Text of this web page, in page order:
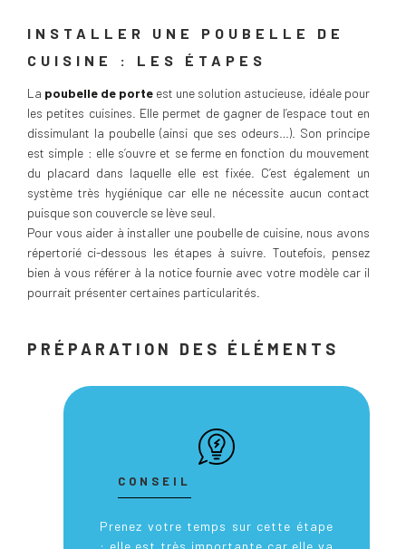
INSTALLER UNE POUBELLE DE
CUISINE : LES ÉTAPES
La poubelle de porte est une solution astucieuse, idéale pour
les petites cuisines. Elle permet de gagner de l’espace tout en
dissimulant la poubelle (ainsi que ses odeurs…). Son principe
est simple : elle s’ouvre et se ferme en fonction du mouvement
du placard dans laquelle elle est fixée. C’est également un
système très hygiénique car elle ne nécessite aucun contact
puisque son couvercle se lève seul.
Pour vous aider à installer une poubelle de cuisine, nous avons
répertorié ci-dessous les étapes à suivre. Toutefois, pensez
bien à vous référer à la notice fournie avec votre modèle car il
pourrait présenter certaines particularités.
PRÉPARATION DES ÉLÉMENTS
CONSEIL
Prenez votre temps sur cette étape
: elle est très importante car elle va